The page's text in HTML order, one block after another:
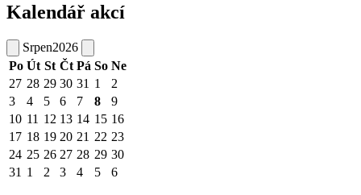
Kalendář akcí
Srpen2026
Po Út St Čt Pá So Ne
27 28 29 30 31 1
2
3
4 5 6 7 8
9
10 11 12 13 14 15 16
17 18 19 20 21 22 23
24 25 26 27 28 29 30
31 1 2 3 4 5 6